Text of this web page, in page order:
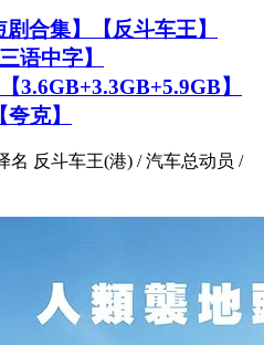
合集】【反斗车王】
语中字】
3.6GB+3.3GB+5.9GB】
克】
名 反斗车王(港) / 汽车总动员 /